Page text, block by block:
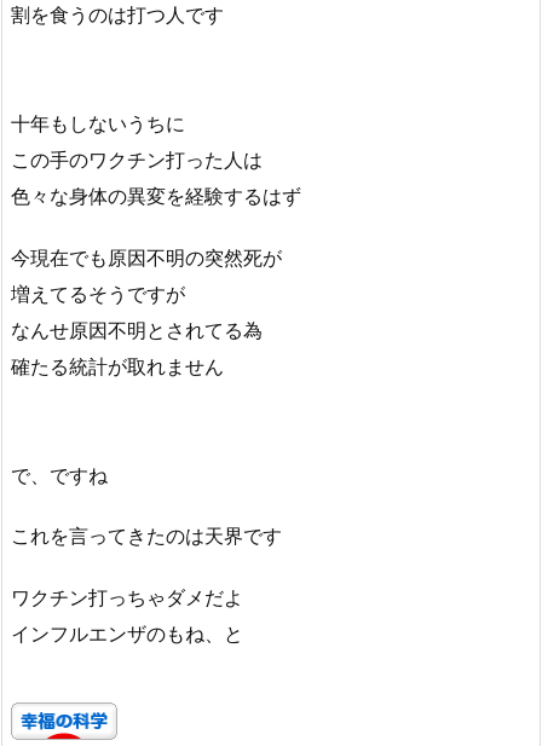
割を食うのは打つ人です
十年もしないうちに
この手のワクチン打った人は
色々な身体の異変を経験するはず
今現在でも原因不明の突然死が
増えてるそうですが
なんせ原因不明とされてる為
確たる統計が取れません
で、ですね
これを言ってきたのは天界です
ワクチン打っちゃダメだよ
インフルエンザのもね、と